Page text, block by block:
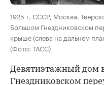
1925 г. СССР, Москва.
Большом Гнездниковском
крыше (слева на дальнем
(Фото: ТАСС)
Девятиэтажный дом
Гнездниковском